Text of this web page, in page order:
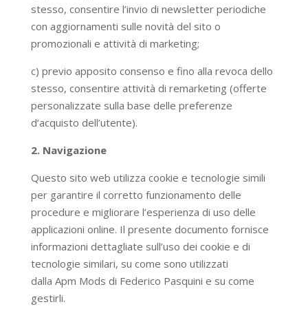
stesso, consentire l’invio di newsletter periodiche
con aggiornamenti sulle novità del sito o
promozionali e attività di marketing;
c) previo apposito consenso e fino alla revoca dello
stesso, consentire attività di remarketing (offerte
personalizzate sulla base delle preferenze
d’acquisto dell’utente).
2. Navigazione
Questo sito web utilizza cookie e tecnologie simili
per garantire il corretto funzionamento delle
procedure e migliorare l’esperienza di uso delle
applicazioni online. Il presente documento fornisce
informazioni dettagliate sull’uso dei cookie e di
tecnologie similari, su come sono utilizzati
dalla Apm Mods di Federico Pasquini e su come
gestirli.